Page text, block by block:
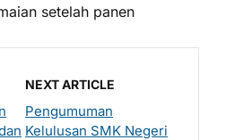
setelah panen
NEXT ARTICLE
Pengumuman
Kelulusan SMK Negeri